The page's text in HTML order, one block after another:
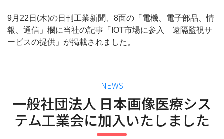
日
9月22日(木)の日刊工業新聞、8面の「電機、電子部品、情
報、通信」欄に当社の記事「IOT市場に参入 遠隔監視サ
ービスの提供」が掲載されました。
カ
テ
ゴ
リ
ー
NEWS
一般社団法人 日本画像医療シス
テム工業会に加入いたしました